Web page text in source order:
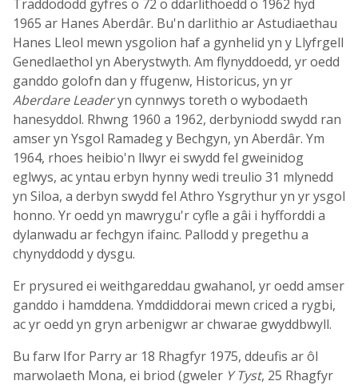
Traddododd gyfres o 72 o ddarlithoedd o 1962 hyd
1965 ar Hanes Aberdâr. Bu'n darlithio ar Astudiaethau
Hanes Lleol mewn ysgolion haf a gynhelid yn y Llyfrgell
Genedlaethol yn Aberystwyth. Am flynyddoedd, yr oedd
ganddo golofn dan y ffugenw, Historicus, yn yr
Aberdare Leaderyn cynnwys toreth o wybodaeth
hanesyddol. Rhwng 1960 a 1962, derbyniodd swydd ran
amser yn Ysgol Ramadeg y Bechgyn, yn Aberdâr. Ym
1964, rhoes heibio'n llwyr ei swydd fel gweinidog
eglwys, ac yntau erbyn hynny wedi treulio 31 mlynedd
yn Siloa, a derbyn swydd fel Athro Ysgrythur yn yr ysgol
honno. Yr oedd yn mawrygu'r cyfle a gâi i hyfforddi a
dylanwadu ar fechgyn ifainc. Pallodd y pregethu a
chynyddodd y dysgu.
Er prysured ei weithgareddau gwahanol, yr oedd amser
ganddo i hamddena. Ymddiddorai mewn criced a rygbi,
ac yr oedd yn gryn arbenigwr ar chwarae gwyddbwyll.
Bu farw Ifor Parry ar 18 Rhagfyr 1975, ddeufis ar ôl
marwolaeth Mona, ei briod (gweler Y Tyst, 25 Rhagfyr